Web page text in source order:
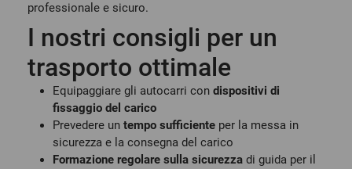
professionale e sicuro.
I nostri consigli per un
trasporto ottimale
Equipaggiare gli autocarri con dispositivi di
fissaggio del carico
Prevedere un tempo sufficiente per la messa in
sicurezza e la consegna del carico
Formazione regolare sulla sicurezza di guida per il